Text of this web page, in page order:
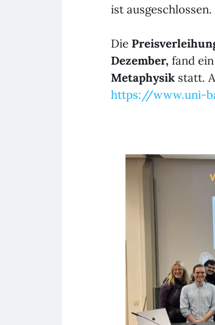
ist ausgeschlossen.
Die
Dezember, fand ein
Metaphysik statt.
https://www.uni-